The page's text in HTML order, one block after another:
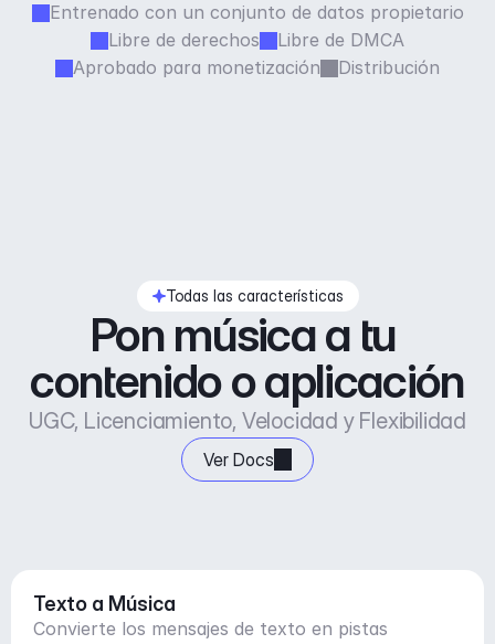
Entrenado con un conjunto de datos propietario
Libre de derechos
Libre de DMCA
Aprobado para monetización
Distribución
Todas las características
Pon música a tu
contenido o aplicación
UGC, Licenciamiento, Velocidad y Flexibilidad
Ver Docs
Texto a Música
Convierte los mensajes de texto en pistas